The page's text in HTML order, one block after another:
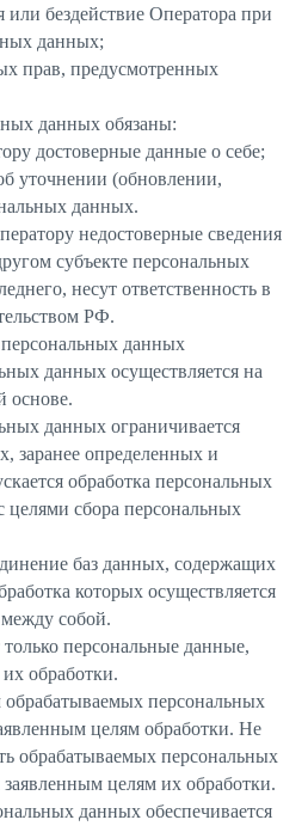
бездействие Оператора при
данных;
прав, предусмотренных
данных обязаны:
достоверные данные о себе;
уточнении (обновлении,
данных.
недостоверные сведения
субъекте персональных
несут ответственность в
РФ.
данных
данных осуществляется на
основе.
данных ограничивается
заранее определенных и
обработка персональных
целями сбора персональных
баз данных, содержащих
которых осуществляется
собой.
персональные данные,
обработки.
персональных
целям обработки. Не
обрабатываемых персональных
целям их обработки.
данных обеспечивается